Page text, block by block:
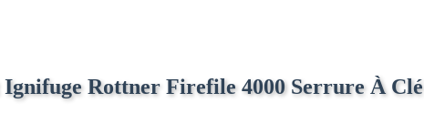
Rottner Firefile 4000 Serrure À Clé